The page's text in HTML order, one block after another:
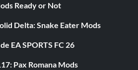
Ready or Not
Delta: Snake Eater Mods
EA SPORTS FC 26
Pax Romana Mods